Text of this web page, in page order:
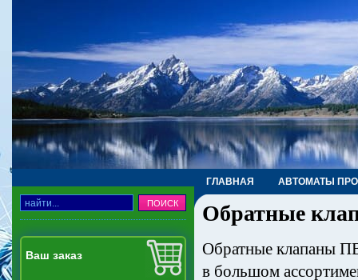
ГЛАВНАЯ АВТОМАТЫ
ТРУБЫ, ФИТИНГИ, КРАНЫ
Ваш заказ
Обратные
Обратные клапаны
в большом